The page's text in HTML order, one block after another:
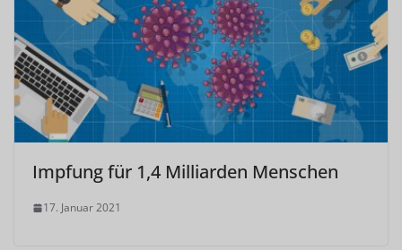
Impfung für 1,4 Milliarden Menschen
17. Januar 2021